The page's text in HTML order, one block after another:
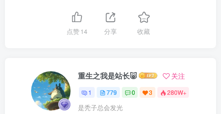
点赞14 分享 收藏
重生之我是站长🐷 关注
1 779 0 3 280W+
是秃子总会发光